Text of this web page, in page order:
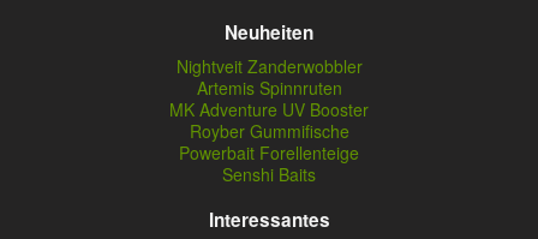
Neuheiten
Nightveit Zanderwobbler
Artemis Spinnruten
MK Adventure UV Booster
Royber Gummifische
Powerbait Forellenteige
Senshi Baits
Interessantes